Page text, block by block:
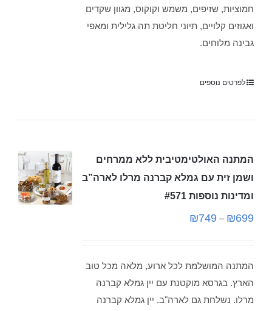
חמוציות, שזיפים, משמש וקוקוס, מגוון שקדים
ואגוזים קלויים, תיוני חליטת תה גלילית ומאפי
גבינה מלוחים.
לפרטים נוספים
המתנה האולטימטיבית ללא ממרחים
ושמן זית עם גמלא קברנה מרלו לארה”ב
ומדינות נוספות #571
₪699
–
₪749
המתנה המושלמת לכל ארוע, מלאה מכל טוב
הארץ. בגרסא מוקטנת עם יין גמלא קברנה
מרלו. נשלחת גם לארה"ב. יין גמלא קברנה